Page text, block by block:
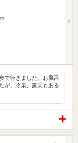
で行きました。お風呂
が、冷泉、露天もある